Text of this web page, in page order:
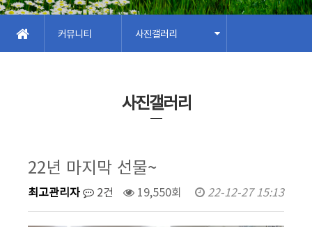
커뮤니티 사진갤러리
사진갤러리
22년 마지막 선물~
최고관리자 2건 19,550회 22-12-27 15:13